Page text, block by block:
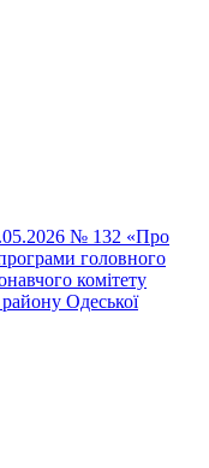
№ 132 «Про
головного
комітету
Одеської